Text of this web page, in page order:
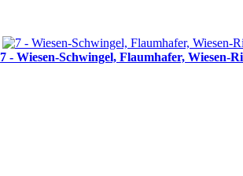
7 - Wiesen-Schwingel, Flaumhafer, Wiesen-